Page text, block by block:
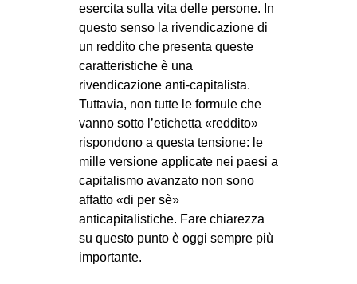
esercita sulla vita delle persone. In
questo senso la rivendicazione di
un reddito che presenta queste
caratteristiche è una
rivendicazione anti-capitalista.
Tuttavia, non tutte le formule che
vanno sotto l’etichetta «reddito»
rispondono a questa tensione: le
mille versione applicate nei paesi a
capitalismo avanzato non sono
affatto «di per sè»
anticapitalistiche. Fare chiarezza
su questo punto è oggi sempre più
importante.